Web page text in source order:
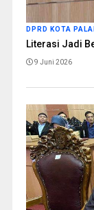
DPRD KOTA
Literasi Jadi
9 Juni 2026